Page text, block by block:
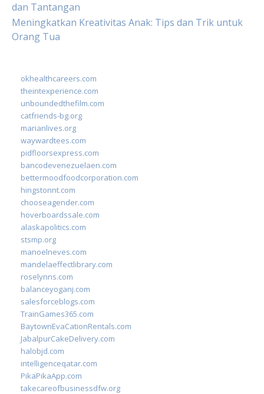
dan Tantangan
Meningkatkan Kreativitas Anak: Tips dan Trik untuk
Orang Tua
okhealthcareers.com
theintexperience.com
unboundedthefilm.com
catfriends-bg.org
marianlives.org
waywardtees.com
pidfloorsexpress.com
bancodevenezuelaen.com
bettermoodfoodcorporation.com
hingstonnt.com
chooseagender.com
hoverboardssale.com
alaskapolitics.com
stsmp.org
manoelneves.com
mandelaeffectlibrary.com
roselynns.com
balanceyoganj.com
salesforceblogs.com
TrainGames365.com
BaytownEvaCationRentals.com
JabalpurCakeDelivery.com
halobjd.com
intelligenceqatar.com
PikaPikaApp.com
takecareofbusinessdfw.org